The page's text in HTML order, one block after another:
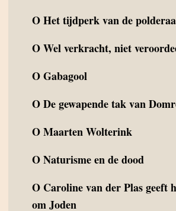
OHet tijdperk van de
OWel verkracht, niet
OGabagool
ODe gewapende tak van
OMaarten Wolterink
ONaturisme en de dood
O Caroline van der Plas geeft
om Joden